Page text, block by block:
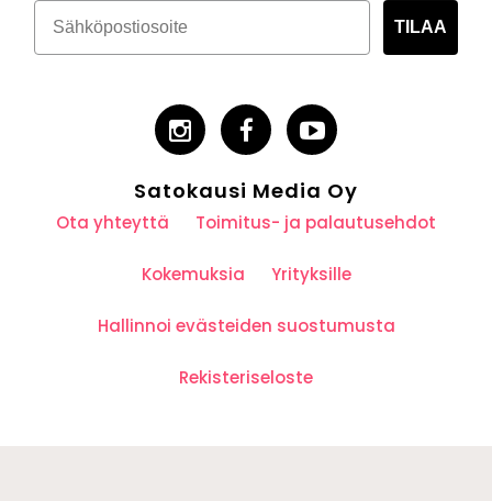
TILAA
Satokausi Media Oy
Ota yhteyttä Toimitus- ja palautusehdot
Kokemuksia Yrityksille
Hallinnoi evästeiden suostumusta
Rekisteriseloste